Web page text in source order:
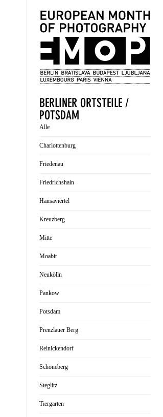
BERLINER ORTSTEILE /
POTSDAM
Alle
Charlottenburg
Friedenau
Friedrichshain
Hansaviertel
Kreuzberg
Mitte
Moabit
Neukölln
Pankow
Potsdam
Prenzlauer Berg
Reinickendorf
Schöneberg
Steglitz
Tiergarten